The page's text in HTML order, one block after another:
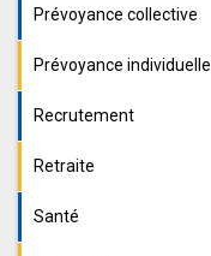
Prévoyance collective
Prévoyance individuelle
Recrutement
Retraite
Santé